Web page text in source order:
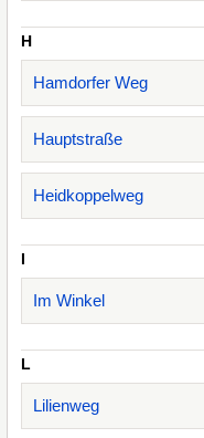
H
Hamdorfer Weg
Hauptstraße
Heidkoppelweg
I
Im Winkel
L
Lilienweg